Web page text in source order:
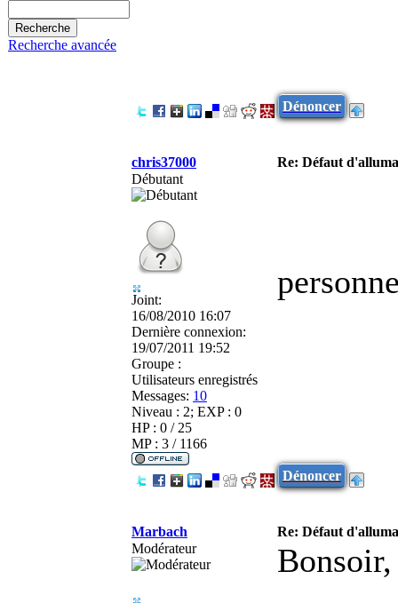
Recherche avancée
Dénoncer
chris37000
Re: Défaut
Débutant
Joint:
16/08/2010 16:07
Dernière connexion:
19/07/2011 19:52
Groupe :
Utilisateurs enregistrés
Messages: 10
Niveau : 2; EXP : 0
HP : 0 / 25
MP : 3 / 1166
Dénoncer
Marbach
Re: Défaut
Modérateur